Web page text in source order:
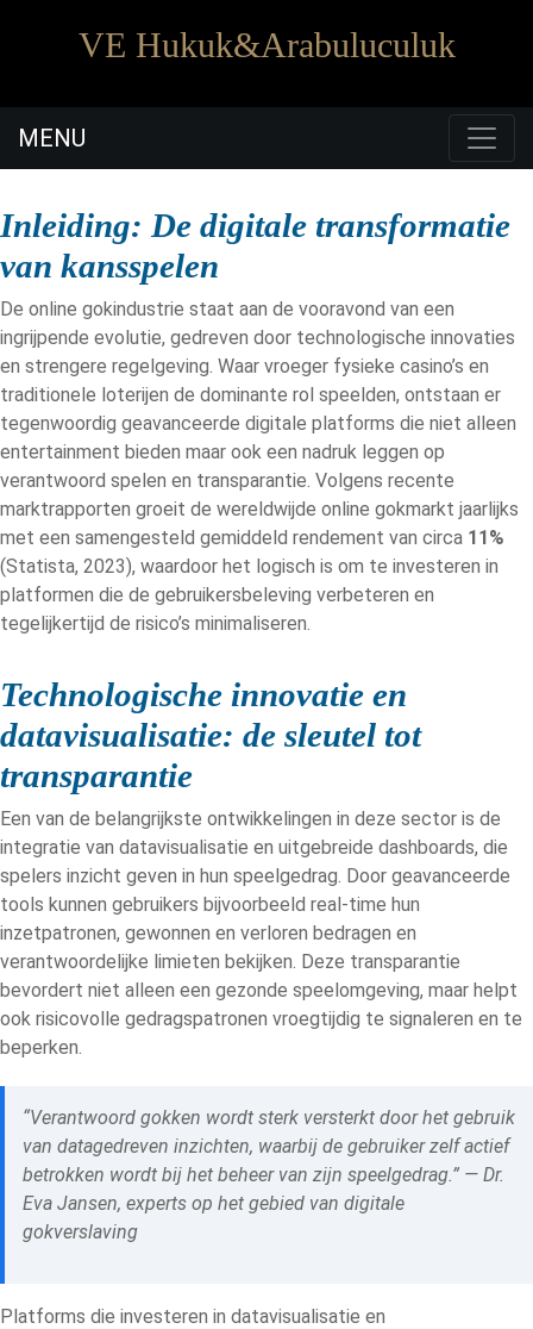
VE Hukuk&Arabuluculuk
0530 441 2388
MENU
Inleiding: De digitale transformatie
van kansspelen
De online gokindustrie staat aan de vooravond van een
ingrijpende evolutie, gedreven door technologische innovaties
en strengere regelgeving. Waar vroeger fysieke casino’s en
traditionele loterijen de dominante rol speelden, ontstaan er
tegenwoordig geavanceerde digitale platforms die niet alleen
entertainment bieden maar ook een nadruk leggen op
verantwoord spelen en transparantie. Volgens recente
marktrapporten groeit de wereldwijde online gokmarkt jaarlijks
met een samengesteld gemiddeld rendement van circa 11%
(Statista, 2023), waardoor het logisch is om te investeren in
platformen die de gebruikersbeleving verbeteren en
tegelijkertijd de risico’s minimaliseren.
Technologische innovatie en
datavisualisatie: de sleutel tot
transparantie
Een van de belangrijkste ontwikkelingen in deze sector is de
integratie van datavisualisatie en uitgebreide dashboards, die
spelers inzicht geven in hun speelgedrag. Door geavanceerde
tools kunnen gebruikers bijvoorbeeld real-time hun
inzetpatronen, gewonnen en verloren bedragen en
verantwoordelijke limieten bekijken. Deze transparantie
bevordert niet alleen een gezonde speelomgeving, maar helpt
ook risicovolle gedragspatronen vroegtijdig te signaleren en te
beperken.
“Verantwoord gokken wordt sterk versterkt door het gebruik
van datagedreven inzichten, waarbij de gebruiker zelf actief
betrokken wordt bij het beheer van zijn speelgedrag.” — Dr.
Eva Jansen, experts op het gebied van digitale
gokverslaving
Platforms die investeren in datavisualisatie en